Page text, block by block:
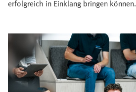
erfolgreich in Einklang bringen können.